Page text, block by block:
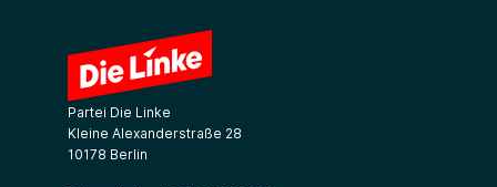
Partei Die Linke
Kleine Alexanderstraße 28
10178 Berlin